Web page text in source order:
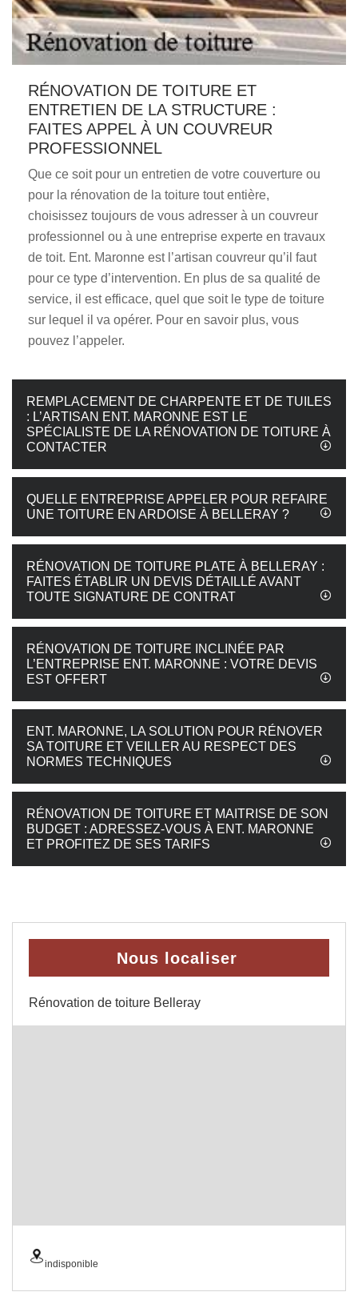
RÉNOVATION DE TOITURE ET
ENTRETIEN DE LA STRUCTURE :
FAITES APPEL À UN COUVREUR
PROFESSIONNEL
Que ce soit pour un entretien de votre couverture ou
pour la rénovation de la toiture tout entière,
choisissez toujours de vous adresser à un couvreur
professionnel ou à une entreprise experte en travaux
de toit. Ent. Maronne est l’artisan couvreur qu’il faut
pour ce type d’intervention. En plus de sa qualité de
service, il est efficace, quel que soit le type de toiture
sur lequel il va opérer. Pour en savoir plus, vous
pouvez l’appeler.
REMPLACEMENT DE CHARPENTE ET DE TUILES
: L’ARTISAN ENT. MARONNE EST LE
SPÉCIALISTE DE LA RÉNOVATION DE TOITURE À
CONTACTER
QUELLE ENTREPRISE APPELER POUR REFAIRE
UNE TOITURE EN ARDOISE À BELLERAY ?
RÉNOVATION DE TOITURE PLATE À BELLERAY :
FAITES ÉTABLIR UN DEVIS DÉTAILLÉ AVANT
TOUTE SIGNATURE DE CONTRAT
RÉNOVATION DE TOITURE INCLINÉE PAR
L’ENTREPRISE ENT. MARONNE : VOTRE DEVIS
EST OFFERT
ENT. MARONNE, LA SOLUTION POUR RÉNOVER
SA TOITURE ET VEILLER AU RESPECT DES
NORMES TECHNIQUES
RÉNOVATION DE TOITURE ET MAITRISE DE SON
BUDGET : ADRESSEZ-VOUS À ENT. MARONNE
ET PROFITEZ DE SES TARIFS
Nous localiser
Rénovation de toiture Belleray
indisponible